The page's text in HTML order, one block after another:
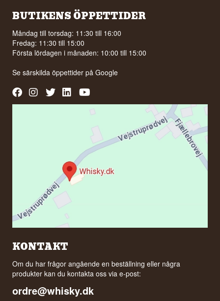
BUTIKENS ÖPPETTIDER
Måndag till torsdag: 11:30 till 16:00
Fredag: 11:30 till 15:00
Första lördagen i månaden: 10:00 till 15:00
Se särskilda öppettider påGoogle
KONTAKT
Om du har frågor angående en beställning eller några
produkter kan du kontakta oss via e-post:
ordre@whisky.dk